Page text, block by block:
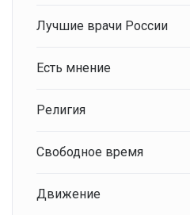
Лучшие врачи России
Есть мнение
Религия
Свободное время
Движение